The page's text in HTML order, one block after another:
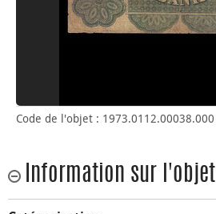
Code de l'objet : 1973.0112.00038.000
Information sur l'objet